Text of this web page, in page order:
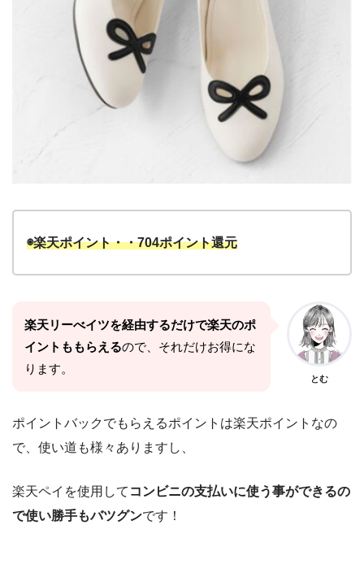
◉楽天ポイント・・704ポイント還元
楽天リーべイツを経由するだけで楽天のポ
イントももらえるので、それだけお得にな
ります。
とむ
ポイントバックでもらえるポイントは楽天ポイントなの
で、使い道も様々ありますし、
楽天ペイを使用して コンビニの支払いに使う事ができるの
で使い勝手もバツグンです！